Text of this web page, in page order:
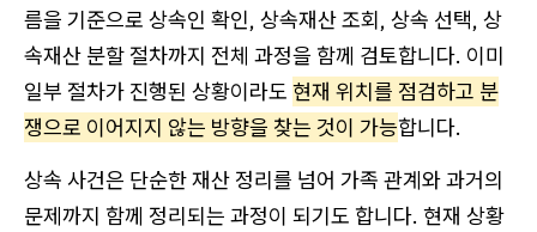
름을 기준으로 상속인 확인, 상속재산 조회, 상속 선택, 상
속재산 분할 절차까지 전체 과정을 함께 검토합니다. 이미
일부 절차가 진행된 상황이라도 현재 위치를 점검하고 분
쟁으로 이어지지 않는 방향을 찾는 것이 가능합니다.
상속 사건은 단순한 재산 정리를 넘어 가족 관계와 과거의
문제까지 함께 정리되는 과정이 되기도 합니다. 현재 상황